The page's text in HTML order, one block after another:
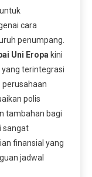
cara
penumpang.
Uni Eropa kini
terintegrasi
perusahaan
polis
tambahan bagi
sangat
finansial yang
jadwal